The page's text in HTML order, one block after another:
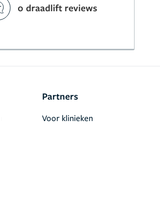
0 draadlift reviews
Partners
Voor klinieken